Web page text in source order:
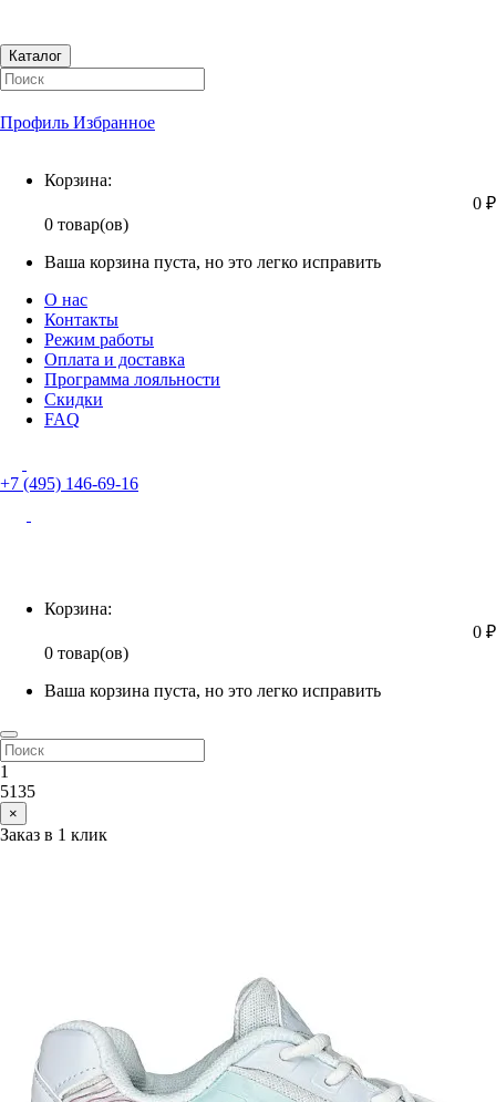
Каталог
Профиль Избранное
Корзина:
0 ₽
0 товар(ов)
Ваша корзина пуста, но это легко исправить
О нас
Контакты
Режим работы
Оплата и доставка
Программа лояльности
Скидки
FAQ
+7 (495) 146-69-16
Корзина:
0 ₽
0 товар(ов)
Ваша корзина пуста, но это легко исправить
1
5135
×
Заказ в 1 клик